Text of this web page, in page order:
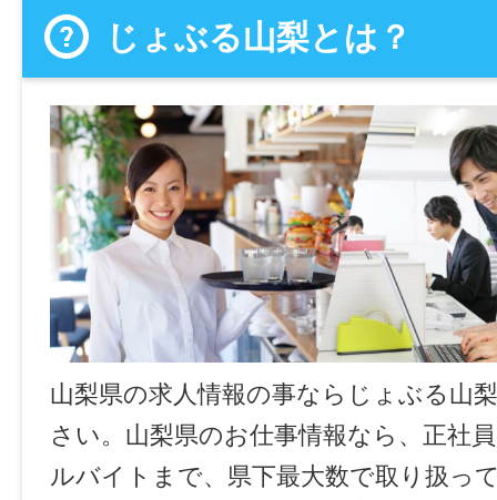
じょぶる山梨とは？
山梨県の求人情報の事ならじょぶる山
さい。山梨県のお仕事情報なら、正社
ルバイトまで、県下最大数で取り扱っ